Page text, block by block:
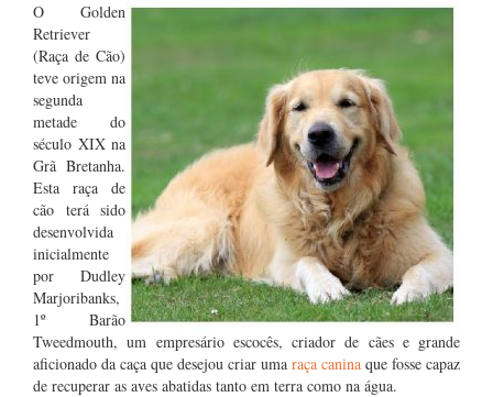
O Golden
Retriever
(Raça de Cão)
teve origem na
segunda
metade do
século XIX na
Grã Bretanha.
Esta raça de
cão terá sido
desenvolvida
inicialmente
por Dudley
Marjoribanks,
1º Barão
Tweedmouth, um empresário escocês, criador de cães e grande
aficionado da caça que desejou criar uma raça canina que fosse capaz
de recuperar as aves abatidas tanto em terra como na água.